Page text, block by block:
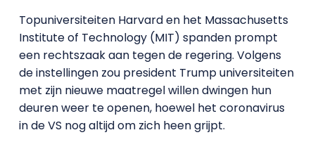
Topuniversiteiten Harvard en het Massachusetts
Institute of Technology (MIT) spanden prompt
een rechtszaak aan tegen de regering. Volgens
de instellingen zou president Trump universiteiten
met zijn nieuwe maatregel willen dwingen hun
deuren weer te openen, hoewel het coronavirus
in de VS nog altijd om zich heen grijpt.